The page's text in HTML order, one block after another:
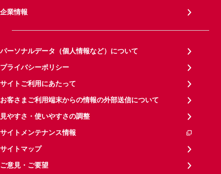
企業情報
パーソナルデータ（個人情報など）について
プライバシーポリシー
サイトご利用にあたって
お客さまご利用端末からの情報の外部送信について
見やすさ・使いやすさの調整
サイトメンテナンス情報
サイトマップ
ご意見・ご要望